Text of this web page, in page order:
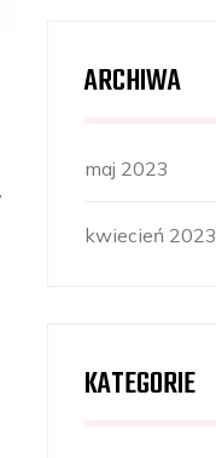
ARCHIWA
maj 2023
kwiecień 2023
KATEGORIE